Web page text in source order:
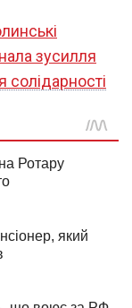
зусилля
солідарності